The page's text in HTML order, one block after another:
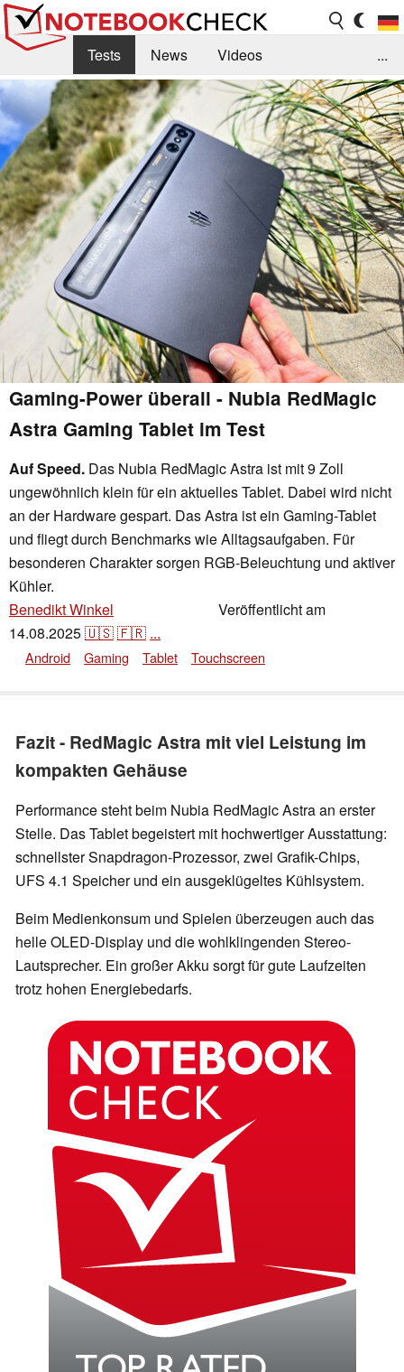
Tests News
Videos
Benchmarks & Tech
Externe Tests
Kaufberatung
Deals Suche
Jobs
Forum
...
Gaming-Power überall - Nubia RedMagic
Astra Gaming Tablet im Test
Auf Speed. Das Nubia RedMagic Astra ist mit 9 Zoll
ungewöhnlich klein für ein aktuelles Tablet. Dabei wird nicht
an der Hardware gespart. Das Astra ist ein Gaming-Tablet
und fliegt durch Benchmarks wie Alltagsaufgaben. Für
besonderen Charakter sorgen RGB-Beleuchtung und aktiver
Kühler.
Benedikt Winkel
Veröffentlicht am
14.08.2025🇺🇸🇫🇷 ...
Android Gaming Tablet Touchscreen
Fazit - RedMagic Astra mit viel Leistung im
kompakten Gehäuse
Performance steht beim Nubia RedMagic Astra an erster
Stelle. Das Tablet begeistert mit hochwertiger Ausstattung:
schnellster Snapdragon-Prozessor, zwei Grafik-Chips,
UFS 4.1 Speicher und ein ausgeklügeltes Kühlsystem.
Beim Medienkonsum und Spielen überzeugen auch das
helle OLED-Display und die wohlklingenden Stereo-
Lautsprecher. Ein großer Akku sorgt für gute Laufzeiten
trotz hohen Energiebedarfs.